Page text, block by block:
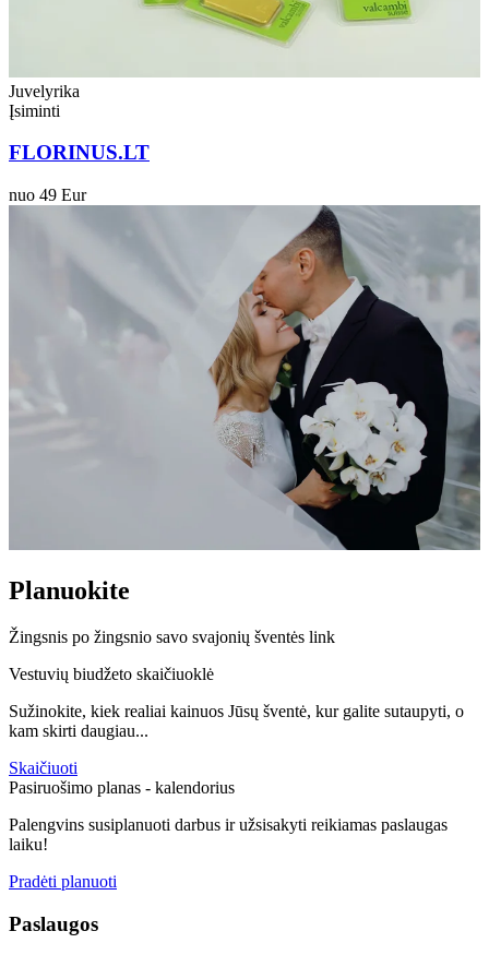
Juvelyrika
Įsiminti
FLORINUS.LT
nuo 49 Eur
Planuokite
Žingsnis po žingsnio savo svajonių šventės link
Vestuvių biudžeto skaičiuoklė
Sužinokite, kiek realiai kainuos Jūsų šventė, kur galite sutaupyti, o
kam skirti daugiau...
Skaičiuoti
Pasiruošimo planas - kalendorius
Palengvins susiplanuoti darbus ir užsisakyti reikiamas paslaugas
laiku!
Pradėti planuoti
Paslaugos